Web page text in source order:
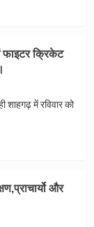
क्रिकेट
में रविवार को
और